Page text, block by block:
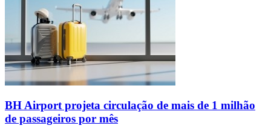
BH Airport projeta circulação de mais de 1 milhão
de passageiros por mês